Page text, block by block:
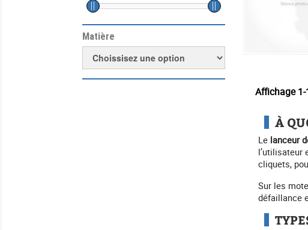
Matière
Affichage
À
Le lanceur
l’utilisateur
cliquets,
Sur les
défaillance